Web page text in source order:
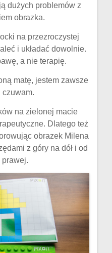
dużych problemów z
obrazka.
na przezroczystej
i układać dowolnie.
a nie terapię.
matę, jestem zawsze
czuwam.
na zielonej macie
Dlatego też
obrazek Milena
z góry na dół i od
prawej.